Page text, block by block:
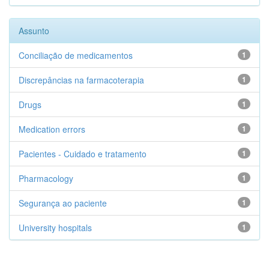
Assunto
1
Conciliação de medicamentos
1
Discrepâncias na farmacoterapia
1
Drugs
1
Medication errors
1
Pacientes - Cuidado e tratamento
1
Pharmacology
1
Segurança ao paciente
1
University hospitals